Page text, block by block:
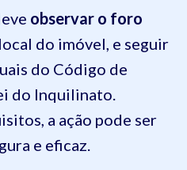
observar o foro
local do imóvel, e seguir
do Código de
do Inquilinato.
a ação pode ser
e eficaz.